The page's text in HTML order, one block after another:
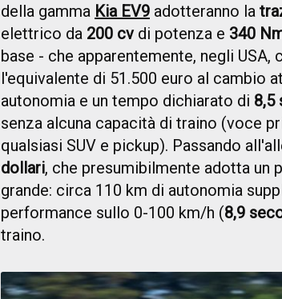
della gamma Kia EV9 adotteranno la
elettrico da 200 cvdi potenza e 340
base - che apparentemente, negli USA,
l'equivalente di 51.500 euro al cambio
autonomia e un tempo dichiarato di 8,5
senza alcuna capacità di traino (voce
qualsiasi SUV e pickup). Passando
dollari, che presumibilmente adotta un
grande: circa 110 km di autonomia
performance sullo 0-100 km/h (8,9
traino.